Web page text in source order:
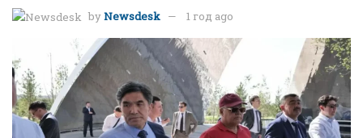
byNewsdesk 1 год ago